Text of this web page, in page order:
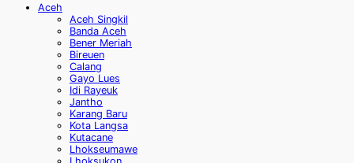
Aceh
Aceh Singkil
Banda Aceh
Bener Meriah
Bireuen
Calang
Gayo Lues
Idi Rayeuk
Jantho
Karang Baru
Kota Langsa
Kutacane
Lhokseumawe